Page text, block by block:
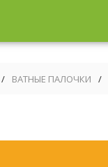
/ ВАТНЫЕ ПАЛОЧКИ /